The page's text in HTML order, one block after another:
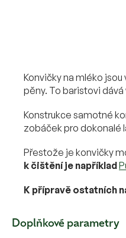
Konvičky na mléko
pěny. To baristovi
Konstrukce samotné
zobáček pro dokonalé
Přestože je konvičky
k čištění je například
K přípravě ostatních
Doplňkové parametry